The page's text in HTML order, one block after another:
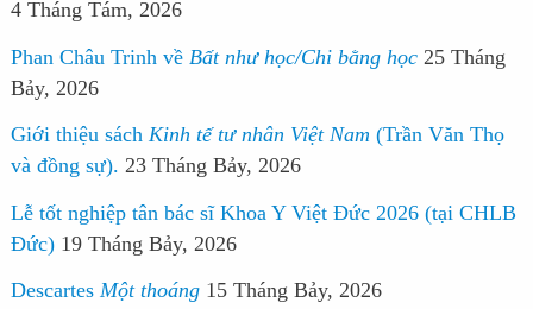
4 Tháng Tám, 2026
Phan Châu Trinh về Bất như học/Chi bằng học 25 Tháng
Bảy, 2026
Giới thiệu sách Kinh tế tư nhân Việt Nam (Trần Văn Thọ
và đồng sự). 23 Tháng Bảy, 2026
Lễ tốt nghiệp tân bác sĩ Khoa Y Việt Đức 2026 (tại CHLB
Đức) 19 Tháng Bảy, 2026
Descartes Một thoáng 15 Tháng Bảy, 2026